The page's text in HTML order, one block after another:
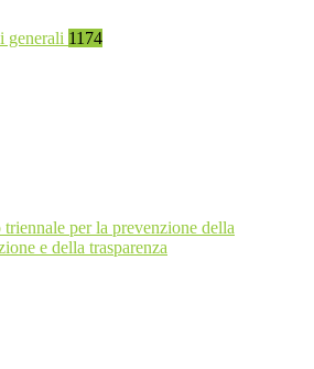
generali 1174
triennale per la prevenzione della
e della trasparenza